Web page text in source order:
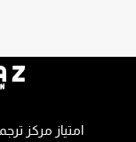
o
امتياز مركز